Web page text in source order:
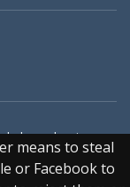
means to steal
or Facebook to
las colecciones